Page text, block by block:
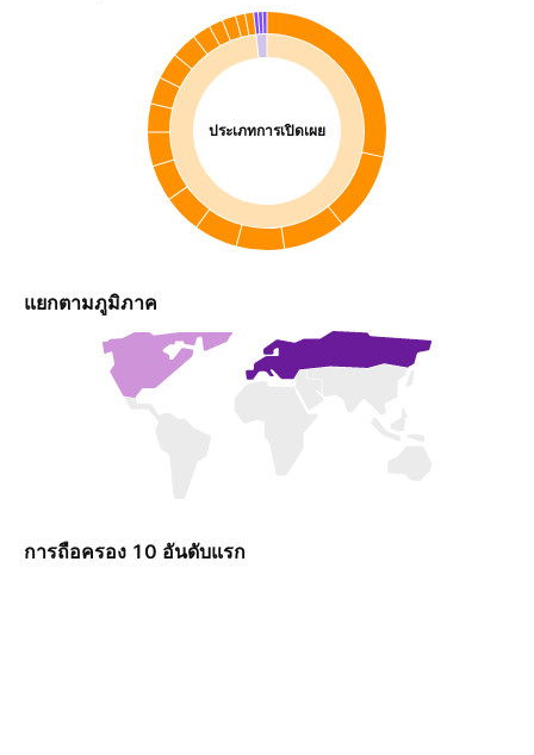
ประเภทการเปิดเผย
แยกตามภูมิภาค
การถือครอง 10 อันดับแรก